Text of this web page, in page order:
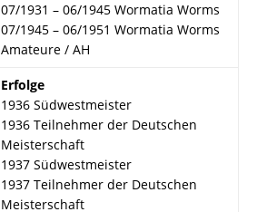
07/1931 – 06/1945 Wormatia Worms
07/1945 – 06/1951 Wormatia Worms
Amateure / AH
Erfolge
1936 Südwestmeister
1936 Teilnehmer der Deutschen
Meisterschaft
1937 Südwestmeister
1937 Teilnehmer der Deutschen
Meisterschaft